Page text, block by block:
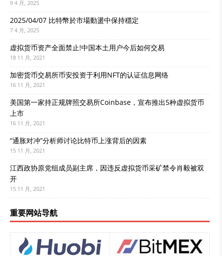
9 4 月, 2025
2025/04/07 比特幣於市場動盪中保持穩定
7 4 月, 2025
虚拟货币资产全面禁止!中国本土用户今后如何交易
18 11 月, 2021
加密货币交易所币安投资于利用NFT的认证信息网络
16 11 月, 2021
美国第一家持正规牌照交易所Coinbase，宣布推出5种虚拟货币
上市
16 11 月, 2021
“通胀对冲”分析师讨论比特币上涨背后的因素
15 11 月, 2021
江西政协原党组成员副主席，因违反虚拟货币采矿禁令肖毅被双
开
15 11 月, 2021
重要网站导航